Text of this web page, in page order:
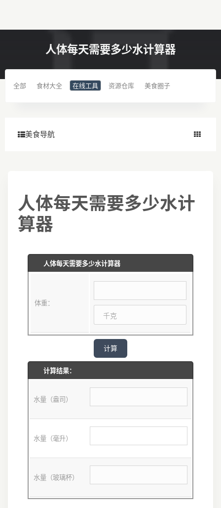
人体每天需要多少水计算器
全部 食材大全 在线工具 资源仓库 美食圈子
美食导航
人体每天需要多少水计
算器
人体每天需要多少水计算器
体重：
计算结果：
水量（盎司）
水量（毫升）
水量（玻璃杯）